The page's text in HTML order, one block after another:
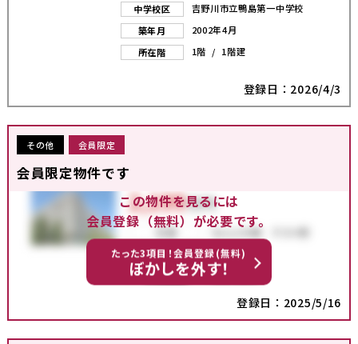
中学校区
吉野川市立鴨島第一中学校
築年月
2002年4月
所在階
1階 / 1階建
登録日：2026/4/3
その他 会員限定
会員限定物件です
この物件を見るには
会員登録（無料）が必要です。
たった3項目！会員登録(無料)
ぼかしを外す！
登録日：2025/5/16